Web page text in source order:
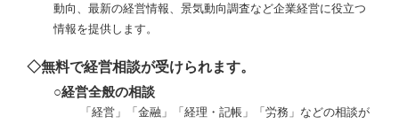
動向、最新の経営情報、景気動向調査など企業経営に役立つ
情報を提供します。
◇無料で経営相談が受けられます。
○経営全般の相談
「経営」「金融」「経理・記帳」「労務」などの相談が